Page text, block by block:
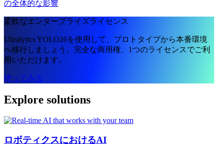
の全体的な影響
柔軟なエンタープライズライセンス
Ultralytics YOLO26を使用して、プロトタイプから本番環境
へ移行しましょう。完全な商用権、1つのライセンスでご利
用いただけます。
使ってみる
Explore solutions
ロボティクスにおけるAI